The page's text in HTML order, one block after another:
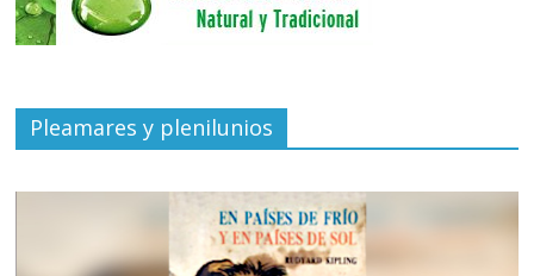
Pleamares y plenilunios